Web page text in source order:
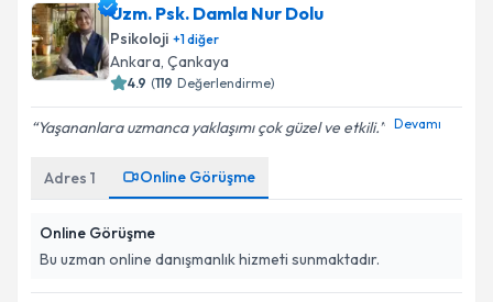
Uzm. Psk. Damla Nur Dolu
Psikoloji +1diğer
Ankara, Çankaya
4.9 (119 Değerlendirme)
Yaşananlara uzmanca yaklaşımı çok güzel ve etkili. Devamı
Adres 1 Online Görüşme
Online Görüşme
Bu uzman online danışmanlık hizmeti sunmaktadır.